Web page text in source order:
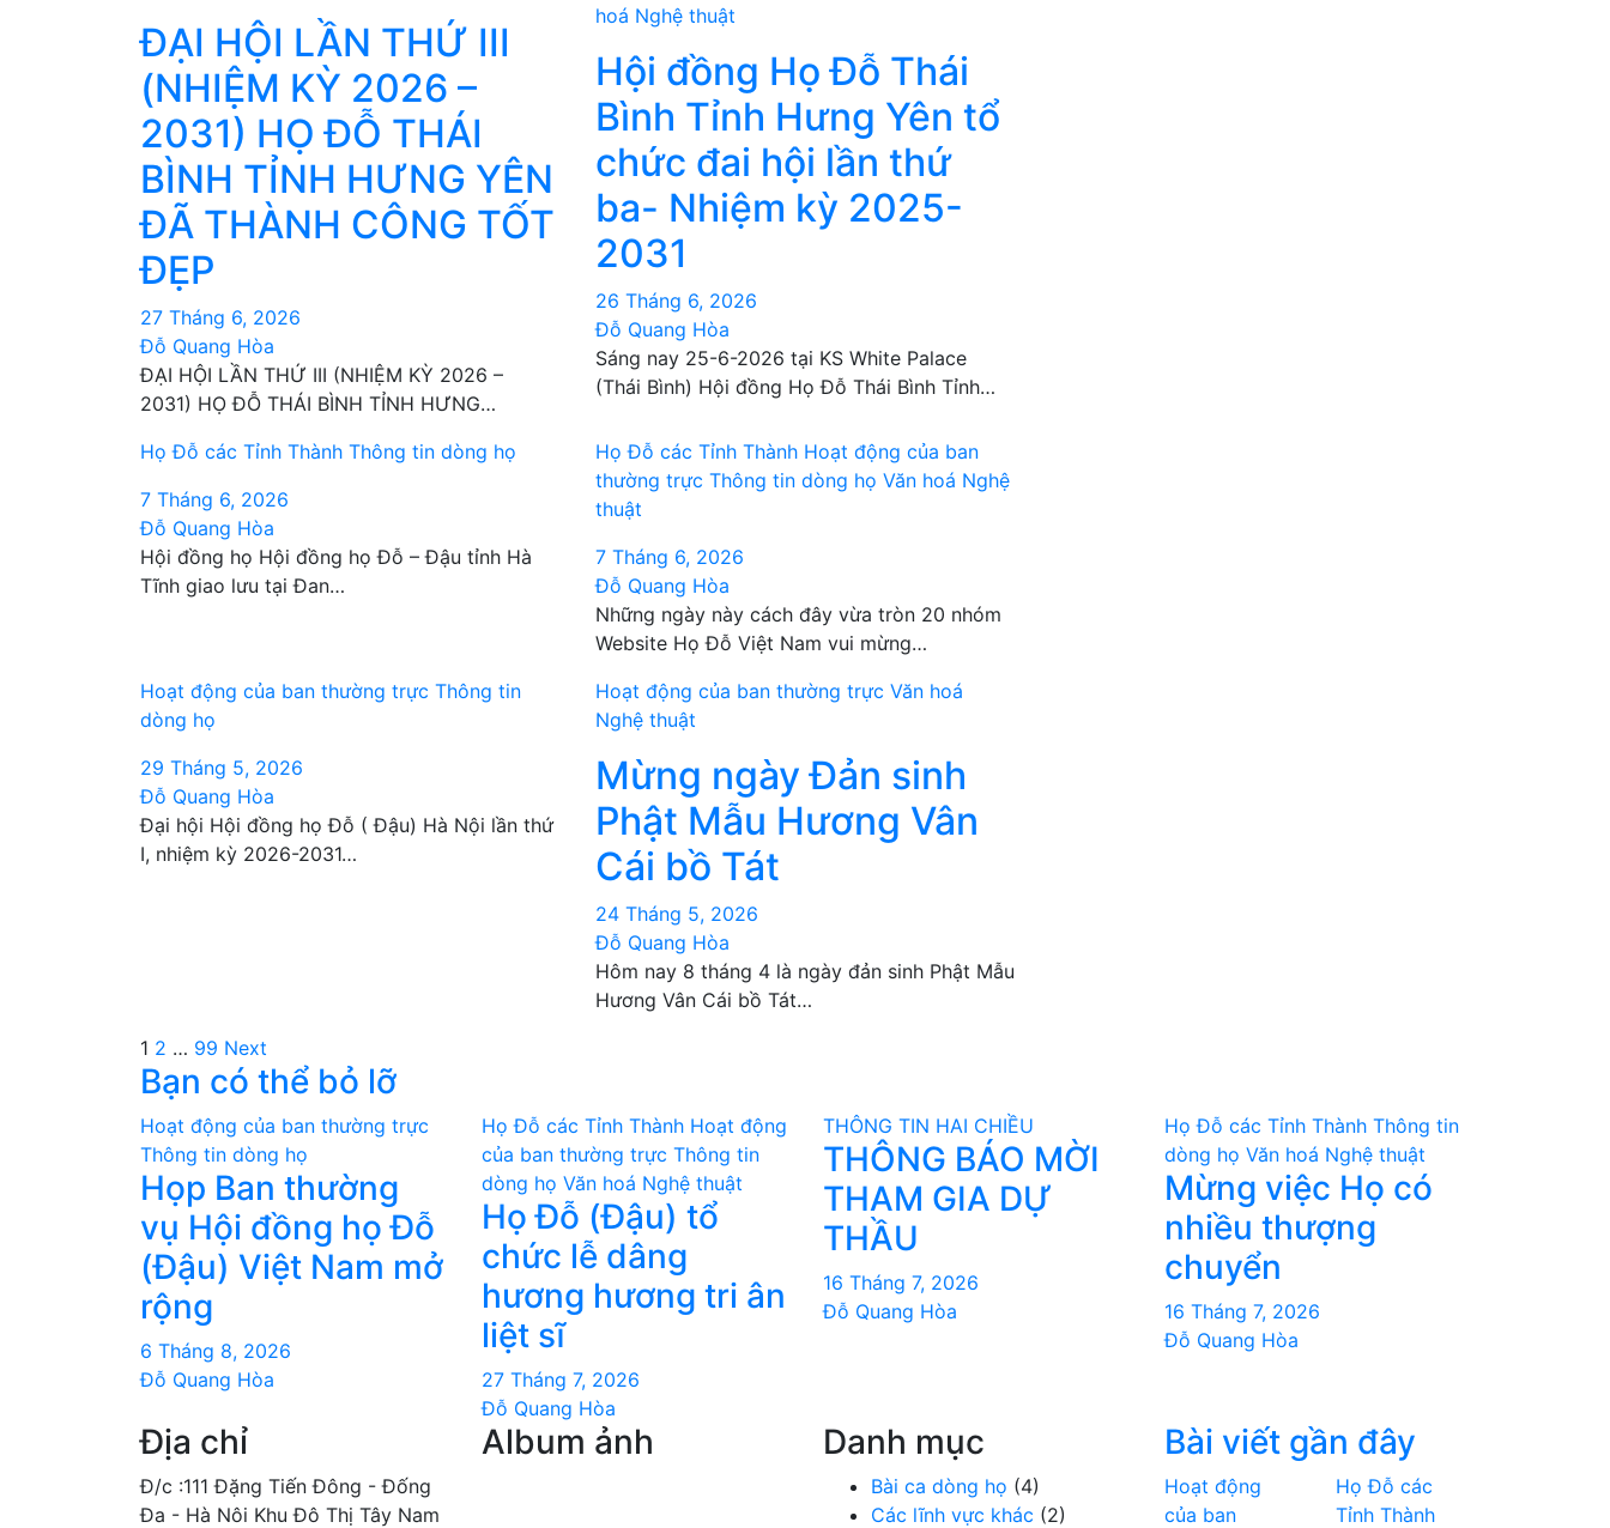
ĐẠI HỘI LẦN THỨ III
(NHIỆM KỲ 2026 –
2031) HỌ ĐỖ THÁI
BÌNH TỈNH HƯNG YÊN
ĐÃ THÀNH CÔNG TỐT
ĐẸP
27 Tháng 6, 2026
Đỗ Quang Hòa
ĐẠI HỘI LẦN THỨ III (NHIỆM KỲ 2026 –
2031) HỌ ĐỖ THÁI BÌNH TỈNH HƯNG…
hoá Nghệ thuật
Hội đồng Họ Đỗ Thái
Bình Tỉnh Hưng Yên tổ
chức đai hội lần thứ
ba- Nhiệm kỳ 2025-
2031
26 Tháng 6, 2026
Đỗ Quang Hòa
Sáng nay 25-6-2026 tại KS White Palace
(Thái Bình) Hội đồng Họ Đỗ Thái Bình Tỉnh…
Họ Đỗ các Tỉnh Thành Thông tin dòng họ
7 Tháng 6, 2026
Đỗ Quang Hòa
Hội đồng họ Hội đồng họ Đỗ – Đậu tỉnh Hà
Tĩnh giao lưu tại Đan…
Họ Đỗ các Tỉnh Thành Hoạt động của ban
thường trực Thông tin dòng họ Văn hoá Nghệ
thuật
7 Tháng 6, 2026
Đỗ Quang Hòa
Những ngày này cách đây vừa tròn 20 nhóm
Website Họ Đỗ Việt Nam vui mừng…
Hoạt động của ban thường trực Thông tin
dòng họ
29 Tháng 5, 2026
Đỗ Quang Hòa
Đại hội Hội đồng họ Đỗ ( Đậu) Hà Nội lần thứ
I, nhiệm kỳ 2026-2031…
Hoạt động của ban thường trực Văn hoá
Nghệ thuật
Mừng ngày Đản sinh
Phật Mẫu Hương Vân
Cái bồ Tát
24 Tháng 5, 2026
Đỗ Quang Hòa
Hôm nay 8 tháng 4 là ngày đản sinh Phật Mẫu
Hương Vân Cái bồ Tát…
Phân
trang
bài
viết
1 2 … 99 Next
Bạn có thể bỏ lỡ
Hoạt động của ban thường trực
Thông tin dòng họ
Họp Ban thường
vụ Hội đồng họ Đỗ
(Đậu) Việt Nam mở
rộng
6 Tháng 8, 2026
Đỗ Quang Hòa
Họ Đỗ các Tỉnh Thành Hoạt động
của ban thường trực Thông tin
dòng họ Văn hoá Nghệ thuật
Họ Đỗ (Đậu) tổ
chức lễ dâng
hương hương tri ân
liệt sĩ
27 Tháng 7, 2026
Đỗ Quang Hòa
THÔNG TIN HAI CHIỀU
THÔNG BÁO MỜI
THAM GIA DỰ
THẦU
16 Tháng 7, 2026
Đỗ Quang Hòa
Họ Đỗ các Tỉnh Thành Thông tin
dòng họ Văn hoá Nghệ thuật
Mừng việc Họ có
nhiều thượng
chuyển
16 Tháng 7, 2026
Đỗ Quang Hòa
Địa chỉ
Đ/c :111 Đặng Tiến Đông - Đống
Đa - Hà Nôi Khu Đô Thị Tây Nam
Album ảnh Danh mục
Bài ca dòng họ (4)
Các lĩnh vực khác (2)
Bài viết gần đây
Hoạt động
của ban
Họ Đỗ các
Tỉnh Thành